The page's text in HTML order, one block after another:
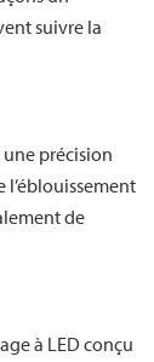
suivre la
une précision
l’éblouissement
de
à LED conçu